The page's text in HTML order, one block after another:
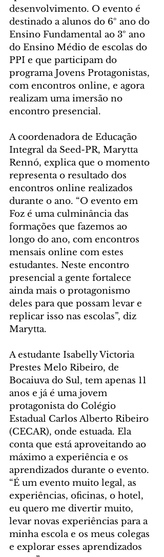
desenvolvimento. O evento é
destinado a alunos do 6º ano do
Ensino Fundamental ao 3º ano
do Ensino Médio de escolas do
PPI e que participam do
programa Jovens Protagonistas,
com encontros online, e agora
realizam uma imersão no
encontro presencial.
A coordenadora de Educação
Integral da Seed-PR, Marytta
Rennó, explica que o momento
representa o resultado dos
encontros online realizados
durante o ano. “O evento em
Foz é uma culminância das
formações que fazemos ao
longo do ano, com encontros
mensais online com estes
estudantes. Neste encontro
presencial a gente fortalece
ainda mais o protagonismo
deles para que possam levar e
replicar isso nas escolas”, diz
Marytta.
A estudante Isabelly Victoria
Prestes Melo Ribeiro, de
Bocaiuva do Sul, tem apenas 11
anos e já é uma jovem
protagonista do Colégio
Estadual Carlos Alberto Ribeiro
(CECAR), onde estuada. Ela
conta que está aproveitando ao
máximo a experiência e os
aprendizados durante o evento.
“É um evento muito legal, as
experiências, oficinas, o hotel,
eu quero me divertir muito,
levar novas experiências para a
minha escola e os meus colegas
e explorar esses aprendizados